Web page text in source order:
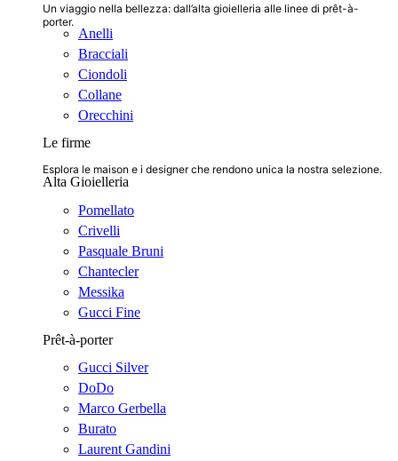
Un viaggio nella bellezza: dall’alta gioielleria alle linee di prêt-à-
porter.
Anelli
Bracciali
Ciondoli
Collane
Orecchini
Le firme
Esplora le maison e i designer che rendono unica la nostra selezione.
Alta Gioielleria
Pomellato
Crivelli
Pasquale Bruni
Chantecler
Messika
Gucci Fine
Prêt-à-porter
Gucci Silver
DoDo
Marco Gerbella
Burato
Laurent Gandini